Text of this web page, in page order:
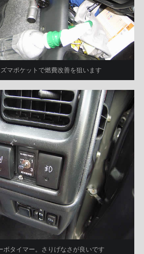
マポケットで燃費改善を狙います
ボタイマー。さりげなさが良いです